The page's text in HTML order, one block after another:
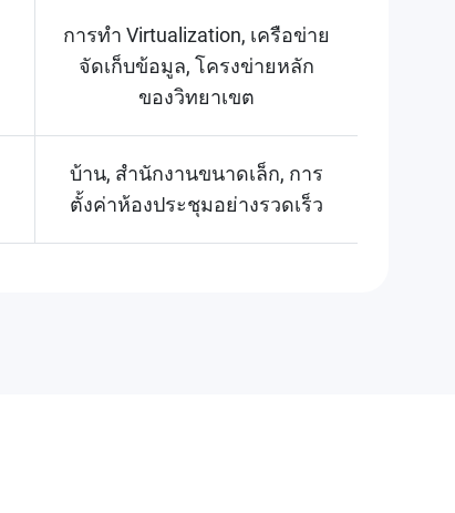
การทำ Virtualization, เครือข่าย
จัดเก็บข้อมูล, โครงข่ายหลัก
ของวิทยาเขต
บ้าน, สำนักงานขนาดเล็ก, การ
ตั้งค่าห้องประชุมอย่างรวดเร็ว